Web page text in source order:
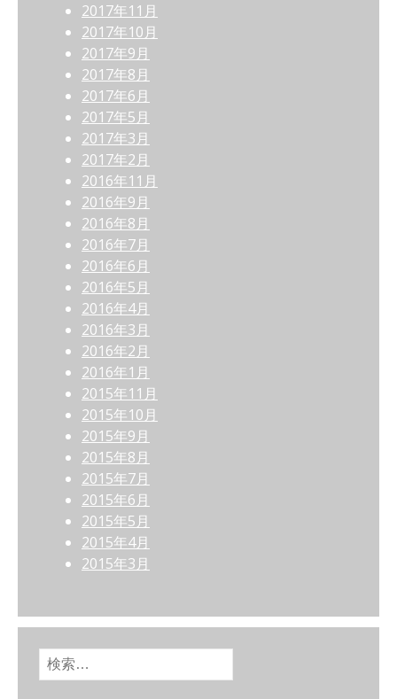
2017年11月
2017年10月
2017年9月
2017年8月
2017年6月
2017年5月
2017年3月
2017年2月
2016年11月
2016年9月
2016年8月
2016年7月
2016年6月
2016年5月
2016年4月
2016年3月
2016年2月
2016年1月
2015年11月
2015年10月
2015年9月
2015年8月
2015年7月
2015年6月
2015年5月
2015年4月
2015年3月
検索: